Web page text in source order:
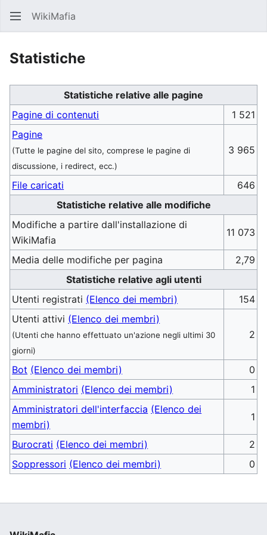
WikiMafia
Statistiche
Statistiche relative alle pagine
Pagine di contenuti
1 521
Pagine
(Tutte le pagine del sito, comprese le pagine di
discussione, i redirect, ecc.)
3 965
File caricati
646
Statistiche relative alle modifiche
Modifiche a partire dall'installazione di
WikiMafia
11 073
Media delle modifiche per pagina
2,79
Statistiche relative agli utenti
Utenti registrati (Elenco dei membri)
154
Utenti attivi (Elenco dei membri)
(Utenti che hanno effettuato un'azione negli ultimi 30
giorni)
2
Bot (Elenco dei membri)
0
Amministratori (Elenco dei membri)
1
Amministratori dell'interfaccia (Elenco dei
membri)
1
Burocrati (Elenco dei membri)
2
Soppressori (Elenco dei membri) 0